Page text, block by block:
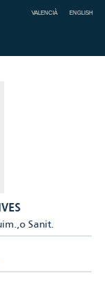
VALENCIÀ ENGLISH
Sanit.